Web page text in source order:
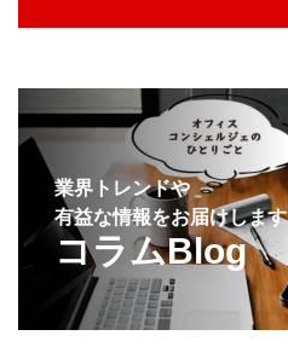
業界トレンドや
有益な情報をお届けします
コラムBlog